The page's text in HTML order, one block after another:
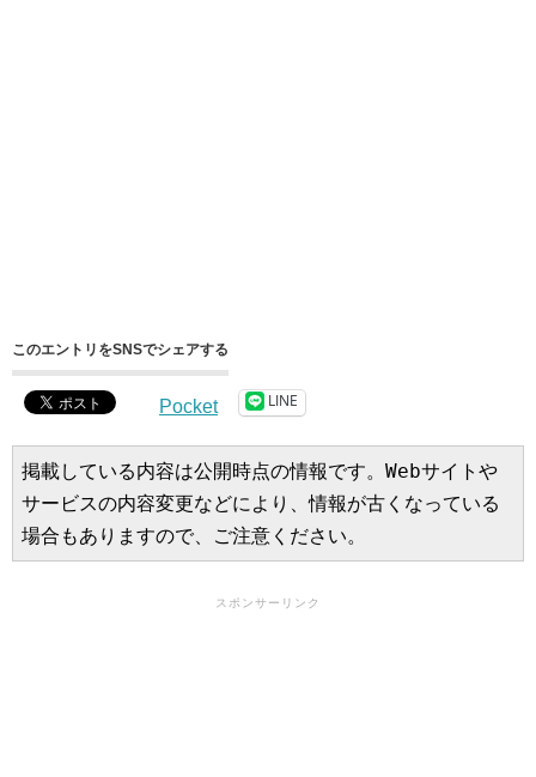
このエントリをSNSでシェアする
Pocket LINE
掲載している内容は公開時点の情報です。Webサイトや
サービスの内容変更などにより、情報が古くなっている
場合もありますので、ご注意ください。
スポンサーリンク